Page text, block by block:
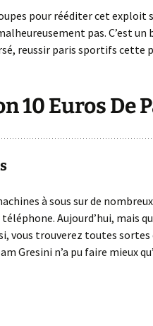
pour rééditer cet exploit
pas. C’est un
reussir paris sportifs cette
10 Euros De
à sous sur de
Aujourd’hui, mais
vous trouverez toutes sortes
Gresini n’a pu faire mieux